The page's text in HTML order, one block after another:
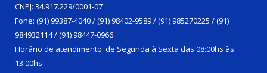
CNPJ: 34.917.229/0001-07
Fone: (91) 99387-4040 / (91) 98402-9589 / (91) 985270225 / (91)
984932114 / (91) 98447-0966
Horário de atendimento: de Segunda à Sexta das 08:00hs às
13:00hs